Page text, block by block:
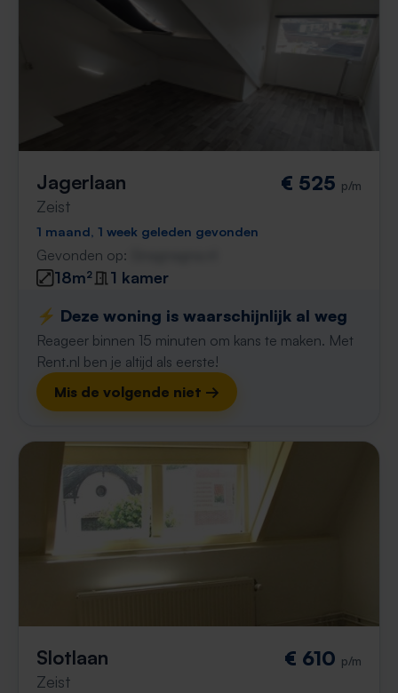
Jagerlaan
Zeist
€ 525 p/m
1 maand, 1 week geleden gevonden
Gevonden op:
18m²
1 kamer
⚡️ Deze woning is waarschijnlijk al weg
Reageer binnen 15 minuten om kans te maken. Met
Rent.nl ben je altijd als eerste!
Mis de volgende niet →
Slotlaan
Zeist
€ 610 p/m